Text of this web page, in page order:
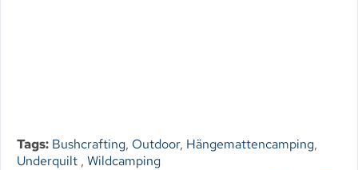
Tags: Bushcrafting, Outdoor, Hängemattencamping,
Underquilt , Wildcamping